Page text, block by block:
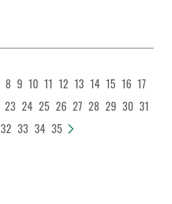
8 9 10 11 12 13 14 15 16 17
23 24 25 26 27 28 29 30 31
32 33 34 35 >